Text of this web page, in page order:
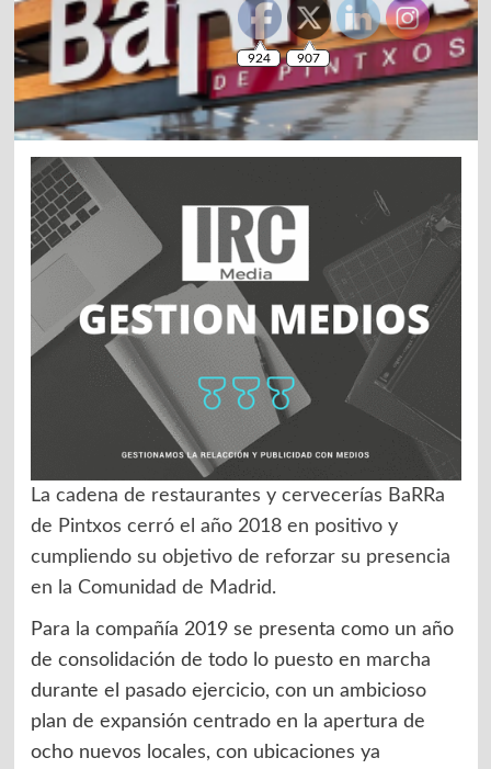
La cadena de restaurantes y cervecerías BaRRa
de Pintxos cerró el año 2018 en positivo y
cumpliendo su objetivo de reforzar su presencia
en la Comunidad de Madrid.
Para la compañía 2019 se presenta como un año
de consolidación de todo lo puesto en marcha
durante el pasado ejercicio, con un ambicioso
plan de expansión centrado en la apertura de
ocho nuevos locales, con ubicaciones ya